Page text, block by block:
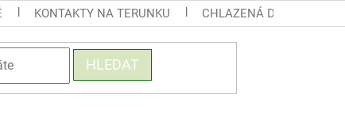
KONTAKTY NA TERUNKU CHLAZENÁ DOPRAVA
HLEDAT